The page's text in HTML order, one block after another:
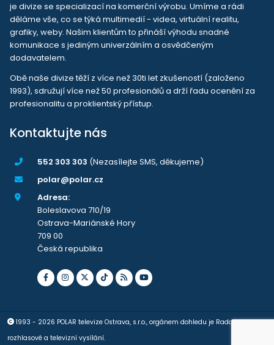
je divize se specializací na komerční výrobu. Umíme a rádi
děláme vše, co se týká multimedií - videa, virtuální realitu,
grafiky, weby. Našim klientům to přináší výhodu snadné
komunikace s jediným univerzálním a osvědčeným
dodavatelem.
Obě naše divize těží z více než 30ti let zkušeností (založeno
1993), sdružují více než 50 profesionálů a drží řadu ocenění za
profesionalitu a proklientský přístup.
Kontaktujte nás
552 303 303 (Nezasílejte SMS, děkujeme)
polar@polar.cz
Adresa:
Boleslavova 710/19
Ostrava-Mariánské Hory
709 00
Česká republika
1993 - 2026 POLAR televize Ostrava, s.r.o., orgánem dohledu je Rada pro
rozhlasové a televizní vysílání.